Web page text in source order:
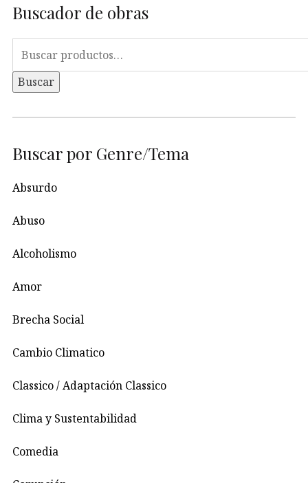
Buscador de obras
por:
Buscar
Buscar por Genre/Tema
Absurdo
Abuso
Alcoholismo
Amor
Brecha Social
Cambio Climatico
Classico / Adaptación Classico
Clima y Sustentabilidad
Comedia